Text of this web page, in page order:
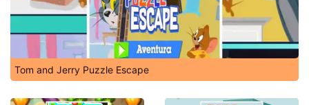
Tom and Jerry Puzzle Escape